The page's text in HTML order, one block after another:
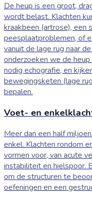
De heup is een groot,
wordt belast. Klachten
kraakbeen (artrose), een
peesplaatproblemen, of
vanuit de lage rug naar
onderzoeken we de
nodig echografie, en
bewegingsketen (lage
bepalen.
Voet- en
Meer dan een half
enkel. Klachten rondom
vormen voor, van acute
instabiliteit en hielspoor.
om de structuren te
oefeningen en een